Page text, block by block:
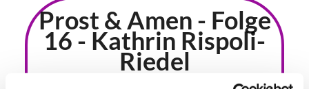
Prost & Amen - Folge
16 - Kathrin Rispoli-
Riedel